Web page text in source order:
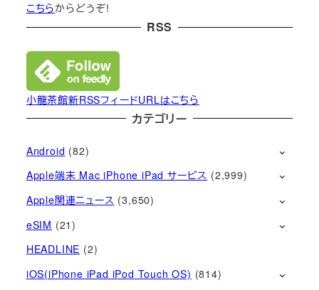
こちらからどうぞ!
RSS
小龍茶館新RSSフィードURLはこちら
カテゴリー
Android (82)
Apple端末 Mac iPhone iPad サービス (2,999)
Apple関連ニュース (3,650)
eSIM (21)
HEADLINE (2)
iOS(iPhone iPad iPod Touch OS) (814)